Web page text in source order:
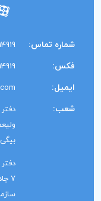
شماره تماس: 021
فکس: 91014919
ایمیل:
شعب:
دفتر
بیگی
7